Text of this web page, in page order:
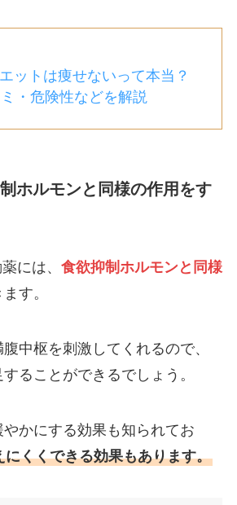
ットは痩せないって本当？
・危険性などを解説
ホルモンと同様の作用をす
には、 食欲抑制ホルモンと同様
す。
中枢を刺激してくれるので、
ることができるでしょう。
やかにする効果も知られてお
にくくできる効果もあります。